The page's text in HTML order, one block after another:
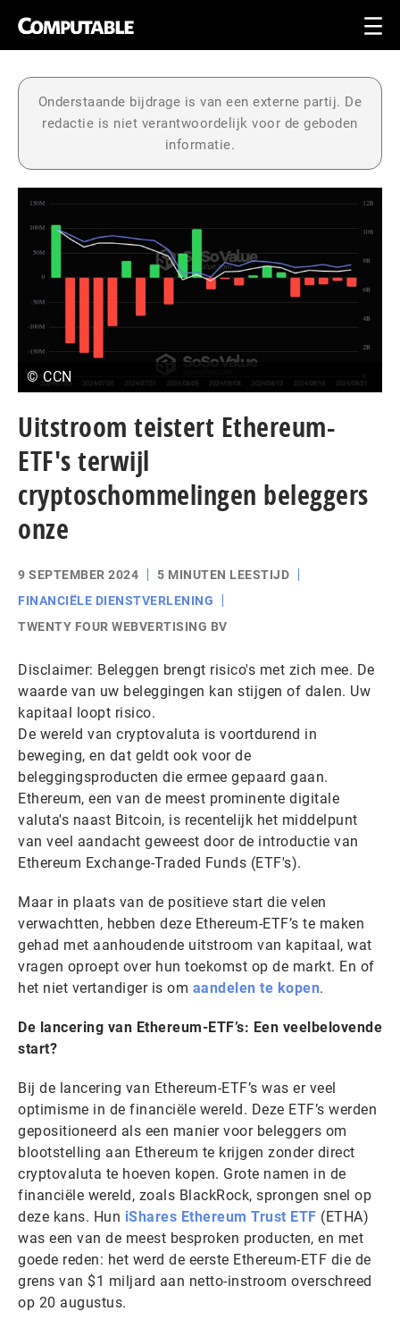
Onderstaande bijdrage is van een externe partij. De
redactie is niet verantwoordelijk voor de geboden
informatie.
© CCN
Uitstroom teistert Ethereum-
ETF's terwijl
cryptoschommelingen beleggers
onze
9 SEPTEMBER 2024
5 MINUTEN LEESTIJD
FINANCIËLE DIENSTVERLENING
TWENTY FOUR WEBVERTISING BV
Disclaimer: Beleggen brengt risico's met zich mee. De
waarde van uw beleggingen kan stijgen of dalen. Uw
kapitaal loopt risico.
De wereld van cryptovaluta is voortdurend in
beweging, en dat geldt ook voor de
beleggingsproducten die ermee gepaard gaan.
Ethereum, een van de meest prominente digitale
valuta's naast Bitcoin, is recentelijk het middelpunt
van veel aandacht geweest door de introductie van
Ethereum Exchange-Traded Funds (ETF's).
Maar in plaats van de positieve start die velen
verwachtten, hebben deze Ethereum-ETF’s te maken
gehad met aanhoudende uitstroom van kapitaal, wat
vragen oproept over hun toekomst op de markt. En of
het niet vertandiger is om aandelen te kopen.
De lancering van Ethereum-ETF’s: Een veelbelovende
start?
Bij de lancering van Ethereum-ETF’s was er veel
optimisme in de financiële wereld. Deze ETF’s werden
gepositioneerd als een manier voor beleggers om
blootstelling aan Ethereum te krijgen zonder direct
cryptovaluta te hoeven kopen. Grote namen in de
financiële wereld, zoals BlackRock, sprongen snel op
deze kans. Hun iShares Ethereum Trust ETF (ETHA)
was een van de meest besproken producten, en met
goede reden: het werd de eerste Ethereum-ETF die de
grens van $1 miljard aan netto-instroom overschreed
op 20 augustus.